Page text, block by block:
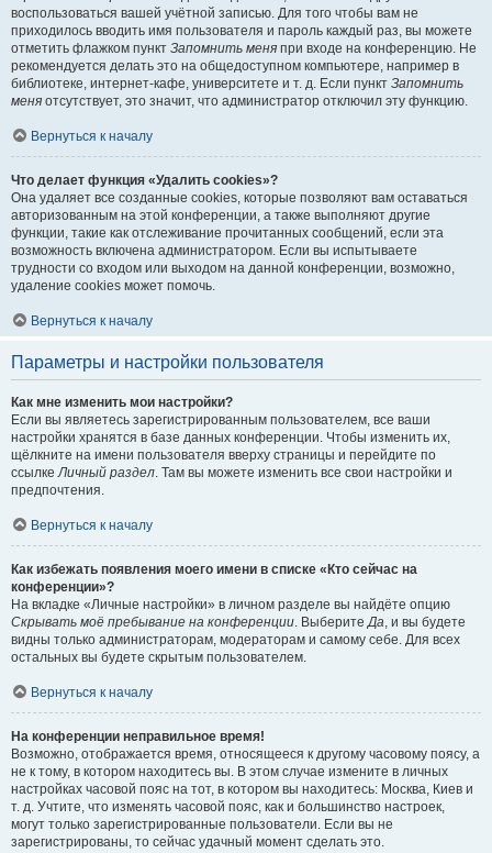
воспользоваться вашей учётной записью. Для того чтобы вам не
приходилось вводить имя пользователя и пароль каждый раз, вы можете
отметить флажком пункт Запомнить меня при входе на конференцию. Не
рекомендуется делать это на общедоступном компьютере, например в
библиотеке, интернет-кафе, университете и т. д. Если пункт Запомнить
меня отсутствует, это значит, что администратор отключил эту функцию.
Вернуться к началу
Что делает функция «Удалить cookies»?
Она удаляет все созданные cookies, которые позволяют вам оставаться
авторизованным на этой конференции, а также выполняют другие
функции, такие как отслеживание прочитанных сообщений, если эта
возможность включена администратором. Если вы испытываете
трудности со входом или выходом на данной конференции, возможно,
удаление cookies может помочь.
Вернуться к началу
Параметры и настройки пользователя
Как мне изменить мои настройки?
Если вы являетесь зарегистрированным пользователем, все ваши
настройки хранятся в базе данных конференции. Чтобы изменить их,
щёлкните на имени пользователя вверху страницы и перейдите по
ссылкеЛичный раздел. Там вы можете изменить все свои настройки и
предпочтения.
Вернуться к началу
Как избежать появления моего имени в списке «Кто сейчас на
конференции»?
На вкладке «Личные настройки» в личном разделе вы найдёте опцию
Скрывать моё пребывание на конференции. ВыберитеДа, и вы будете
видны только администраторам, модераторам и самому себе. Для всех
остальных вы будете скрытым пользователем.
Вернуться к началу
На конференции неправильное время!
Возможно, отображается время, относящееся к другому часовому поясу, а
не к тому, в котором находитесь вы. В этом случае измените в личных
настройках часовой пояс на тот, в котором вы находитесь: Москва, Киев и
т. д. Учтите, что изменять часовой пояс, как и большинство настроек,
могут только зарегистрированные пользователи. Если вы не
зарегистрированы, то сейчас удачный момент сделать это.